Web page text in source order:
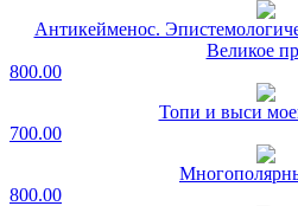
Антикейменос.
Великое
800.00
Топи и выси
700.00
800.00